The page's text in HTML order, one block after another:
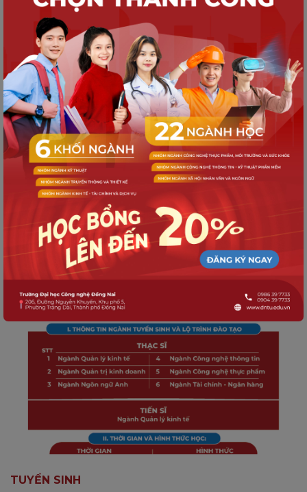
TUYỂN SINH
Chọn đúng ngành quan trọng hơn đỗ
trường nào? | Trường Đại học Công
nghệ Đồng Nai đồng hành cùng người
học
TUYỂN SINH